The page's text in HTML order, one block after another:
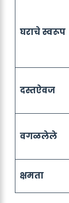
घराचे स्वरूप
दस्तऐवज
वगळलेले
क्षमता